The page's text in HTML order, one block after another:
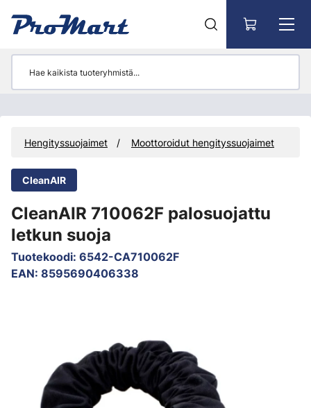
Hengityssuojaimet Moottoroidut hengityssuojaimet
CleanAIR
CleanAIR 710062F palosuojattu
letkun suoja
Tuotekoodi: 6542-CA710062F
EAN: 8595690406338